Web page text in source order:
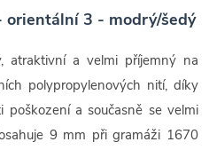
orientální 3 - modrý/šedý
atraktivní a velmi příjemný na
polypropylenových nití, díky
a současně se velmi
9 mm při gramáži 1670